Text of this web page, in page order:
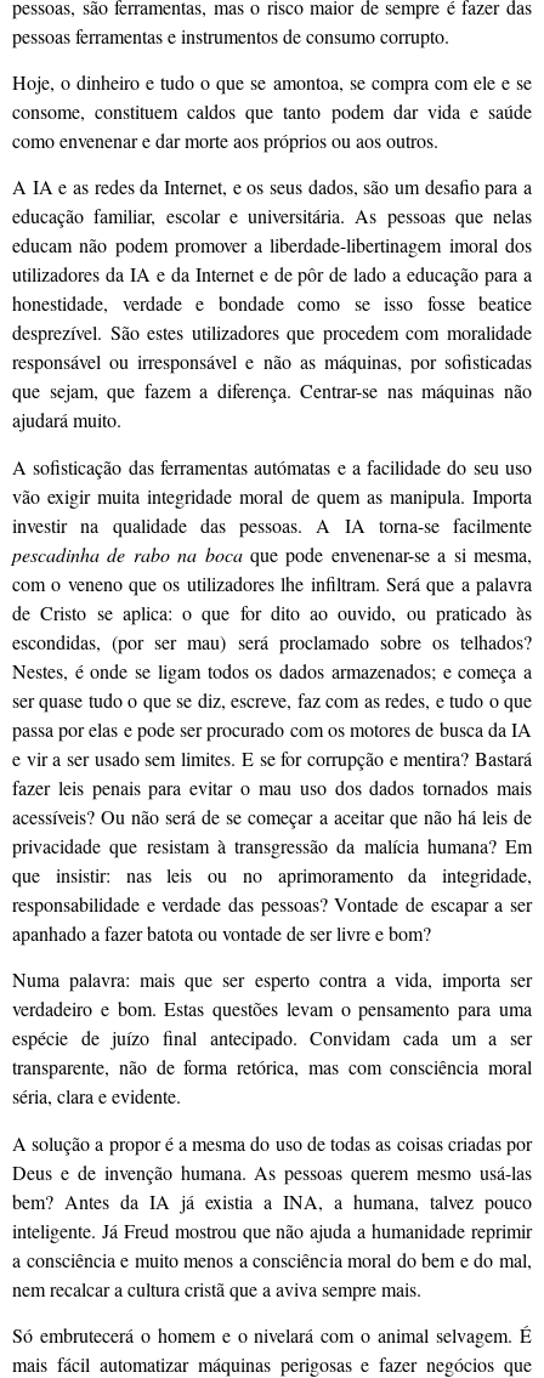
pessoas, são ferramentas, mas o risco maior de sempre é fazer das
pessoas ferramentas e instrumentos de consumo corrupto.
Hoje, o dinheiro e tudo o que se amontoa, se compra com ele e se
consome, constituem caldos que tanto podem dar vida e saúde
como envenenar e dar morte aos próprios ou aos outros.
A IA e as redes da Internet, e os seus dados, são um desafio para a
educação familiar, escolar e universitária. As pessoas que nelas
educam não podem promover a liberdade-libertinagem imoral dos
utilizadores da IA e da Internet e de pôr de lado a educação para a
honestidade, verdade e bondade como se isso fosse beatice
desprezível. São estes utilizadores que procedem com moralidade
responsável ou irresponsável e não as máquinas, por sofisticadas
que sejam, que fazem a diferença. Centrar-se nas máquinas não
ajudará muito.
A sofisticação das ferramentas autómatas e a facilidade do seu uso
vão exigir muita integridade moral de quem as manipula. Importa
investir na qualidade das pessoas. A IA torna-se facilmente
pescadinha de rabo na bocaque pode envenenar-se a si mesma,
com o veneno que os utilizadores lhe infiltram. Será que a palavra
de Cristo se aplica: o que for dito ao ouvido, ou praticado às
escondidas, (por ser mau) será proclamado sobre os telhados?
Nestes, é onde se ligam todos os dados armazenados; e começa a
ser quase tudo o que se diz, escreve, faz com as redes, e tudo o que
passa por elas e pode ser procurado com os motores de busca da IA
e vir a ser usado sem limites. E se for corrupção e mentira? Bastará
fazer leis penais para evitar o mau uso dos dados tornados mais
acessíveis? Ou não será de se começar a aceitar que não há leis de
privacidade que resistam à transgressão da malícia humana? Em
que insistir: nas leis ou no aprimoramento da integridade,
responsabilidade e verdade das pessoas? Vontade de escapar a ser
apanhado a fazer batota ou vontade de ser livre e bom?
Numa palavra: mais que ser esperto contra a vida, importa ser
verdadeiro e bom. Estas questões levam o pensamento para uma
espécie de juízo final antecipado. Convidam cada um a ser
transparente, não de forma retórica, mas com consciência moral
séria, clara e evidente.
A solução a propor é a mesma do uso de todas as coisas criadas por
Deus e de invenção humana. As pessoas querem mesmo usá-las
bem? Antes da IA já existia a INA, a humana, talvez pouco
inteligente. Já Freud mostrou que não ajuda a humanidade reprimir
a consciência e muito menos a consciência moral do bem e do mal,
nem recalcar a cultura cristã que a aviva sempre mais.
Só embrutecerá o homem e o nivelará com o animal selvagem. É
mais fácil automatizar máquinas perigosas e fazer negócios que